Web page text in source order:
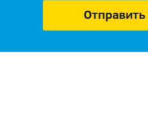
Отправить